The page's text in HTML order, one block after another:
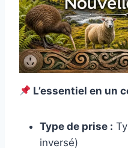
L’essentiel en un
Type de prise :
inversé)